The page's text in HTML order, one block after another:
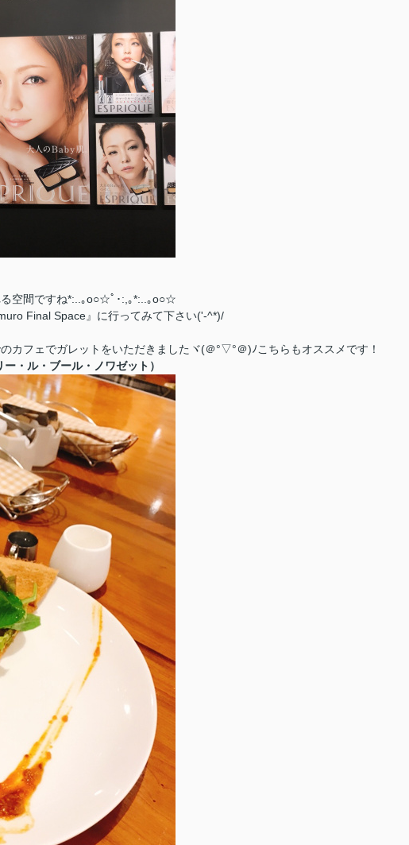
空間ですね*:..｡o○☆ﾟ･:,｡*:..｡o○☆
Final Space』に行ってみて下さい('-^*)/
カフェでガレットをいただきましたヾ(＠°▽°＠)ﾉこちらもオススメです！
・ル・ブール・ノワゼット）